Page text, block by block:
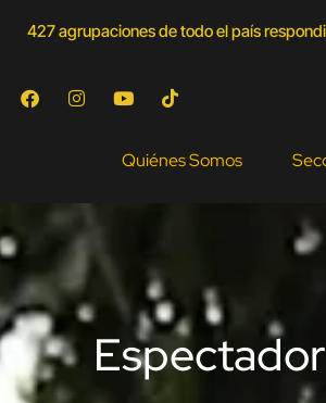
427 agrupaciones de todo el país
Quiénes Somos
Espectador